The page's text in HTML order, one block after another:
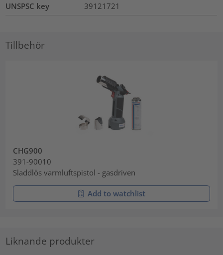
UNSPSC key
39121721
Tillbehör
CHG900
391-90010
Sladdlös varmluftspistol - gasdriven
Add to watchlist
Liknande produkter